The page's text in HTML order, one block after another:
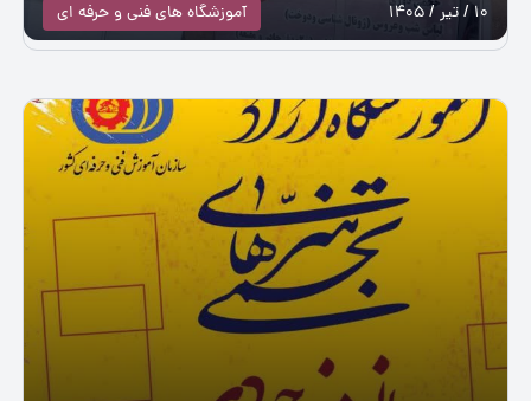
آموزشگاه های فنی و حرفه ای 10 / تیر / 1405